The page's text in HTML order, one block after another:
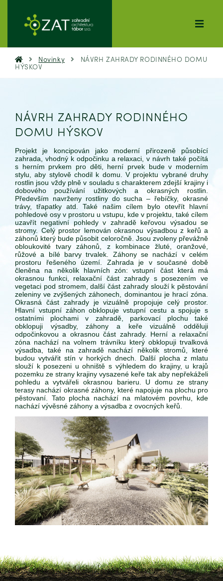
Novinky NÁVRH ZAHRADY RODINNÉHO DOMU
HÝSKOV
NÁVRH ZAHRADY RODINNÉHO
DOMU HÝSKOV
Projekt je koncipován jako moderní přirozeně působící
zahrada, vhodný k odpočinku a relaxaci, v návrh také počítá
s herním prvkem pro děti, herní prvek bude v moderním
stylu, aby stylově chodil k domu. V projektu vybrané druhy
rostlin jsou vždy plně v souladu s charakterem zdejší krajiny i
dobového používání užitkových a okrasných rostlin.
Především navrženy rostliny do sucha – řebíčky, okrasné
trávy, třapatky atd. Také našim cílem bylo otevřít hlavní
pohledové osy v prostoru u vstupu, kde v projektu, také cílem
uzavřít negativní pohledy v zahradě keřovou výsadou se
stromy. Celý prostor lemován okrasnou výsadbou z keřů a
záhonů který bude působit celoročně. Jsou zvoleny převážně
obloukovité tvary záhonů, z kombinace žluté, oranžové,
růžové a bílé barvy trvalek. Záhony se nachází v celém
prostoru řešeného území. Zahrada je v současné době
členěna na několik hlavních zón: vstupní část která má
okrasnou funkci, relaxační část zahrady s posezením ve
vegetaci pod stromem, další část zahrady slouží k pěstování
zeleniny ve zvýšených záhonech, dominantou je hrací zóna.
Okrasná část zahrady je vizuálně propojuje celý prostor.
Hlavní vstupní záhon obklopuje vstupní cestu a spojuje s
ostatními plochami v zahradě, parkovací plochu také
obklopuji výsadby, záhony a keře vizuálně odděluji
odpočinkovou a okrasnou část zahrady. Herní a relaxační
zóna nachází na volnem trávníku který obklopuji trvalková
výsadba, také na zahradě nachází několik stromů, které
budou vytvářit stín v horkých dnech. Další plocha z mlatu
slouží k posezeni u ohniště s výhledem do krajiny, u krajů
pozemku ze strany krajiny vysazené keře tak aby nepřekáželi
pohledu a vytvářeli okrasnou barieru. U domu ze strany
terasy nachází okrasné záhony, které napojuje na plochu pro
pěstovaní. Tato plocha nachází na mlatovém povrhu, kde
nachází vývěsné záhony a výsadba z ovocných keřů.